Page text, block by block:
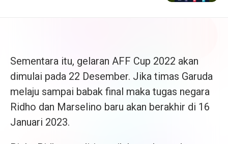
Sementara itu, gelaran AFF Cup 2022 akan
dimulai pada 22 Desember. Jika timas Garuda
melaju sampai babak final maka tugas negara
Ridho dan Marselino baru akan berakhir di 16
Januari 2023.